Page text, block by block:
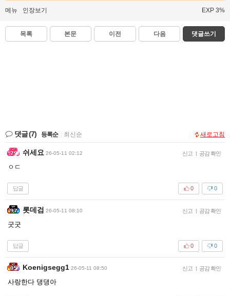
메뉴 인장보기 EXP 3%
목록 본문 이전 다음 댓글쓰기
댓글(7) 등록순 최신순 새로고침
쉬세요 26-05-11 02:12 신고 | 공감 확인
ㅇㄷ
답글 0
0
롯데검 26-05-11 08:10 신고 | 공감 확인
굿굿
답글 0
0
Koenigsegg1 26-05-11 08:50 신고 | 공감 확인
사랑한다 댕댕아